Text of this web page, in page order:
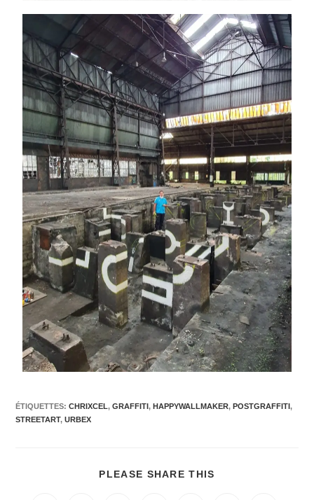
ÉTIQUETTES:CHRIXCEL, GRAFFITI, HAPPYWALLMAKER, POSTGRAFFITI,
STREETART, URBEX
PLEASE SHARE THIS